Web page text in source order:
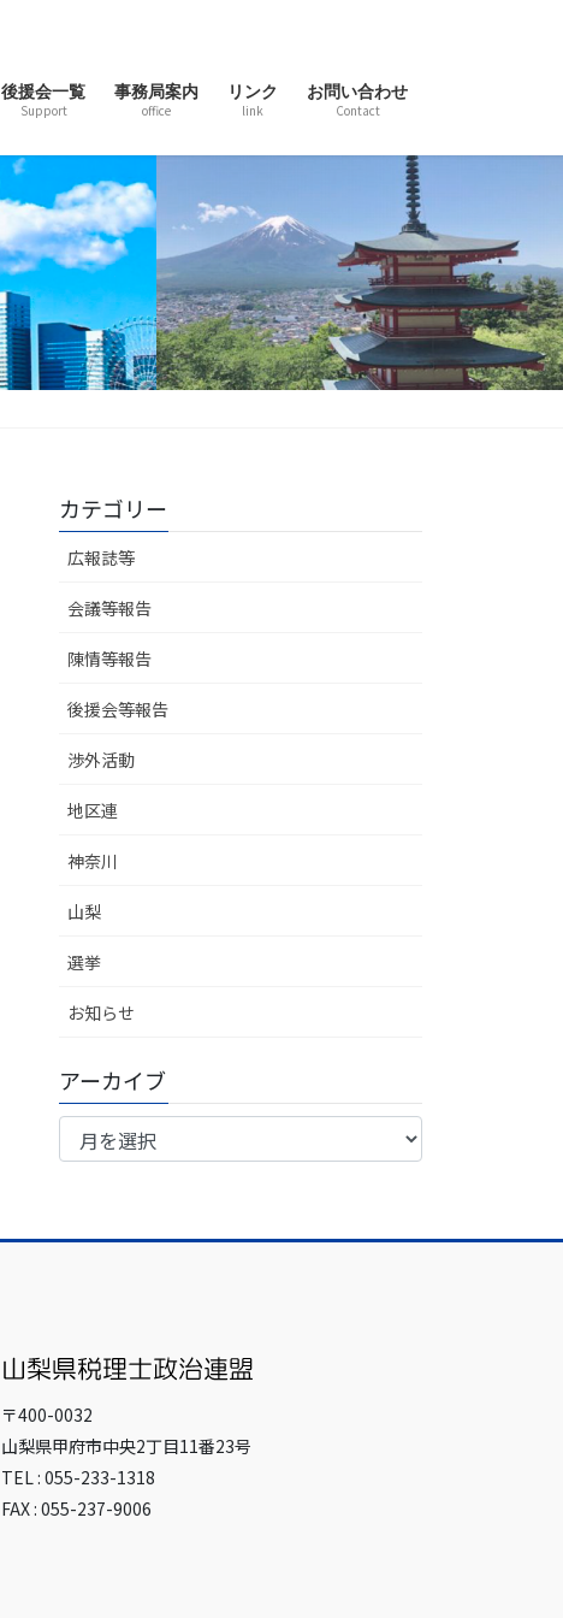
後援会一覧
Support
事務局案内
office
リンク
link
お問い合わせ
Contact
カテゴリー
広報誌等
会議等報告
陳情等報告
後援会等報告
渉外活動
地区連
神奈川
山梨
選挙
お知らせ
アーカイブ
ア
ブ
〒400-0032
山梨県甲府市中央2丁目11番23号
TEL : 055-233-1318
FAX : 055-237-9006